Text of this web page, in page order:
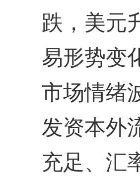
跌，美元
易形势变
市场情绪
发资本外
充足、汇